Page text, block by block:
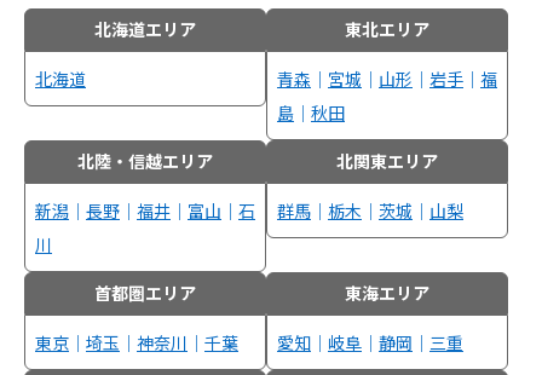
北海道エリア
北海道
東北エリア
青森 ｜ 宮城 ｜ 山形 ｜ 岩手 ｜ 福
島 ｜ 秋田
北陸・信越エリア
新潟 ｜ 長野 ｜ 福井 ｜ 富山 ｜ 石
川
北関東エリア
群馬 ｜ 栃木 ｜ 茨城 ｜ 山梨
首都圏エリア
東京 ｜ 埼玉 ｜ 神奈川 ｜ 千葉
東海エリア
愛知 ｜ 岐阜 ｜ 静岡 ｜ 三重